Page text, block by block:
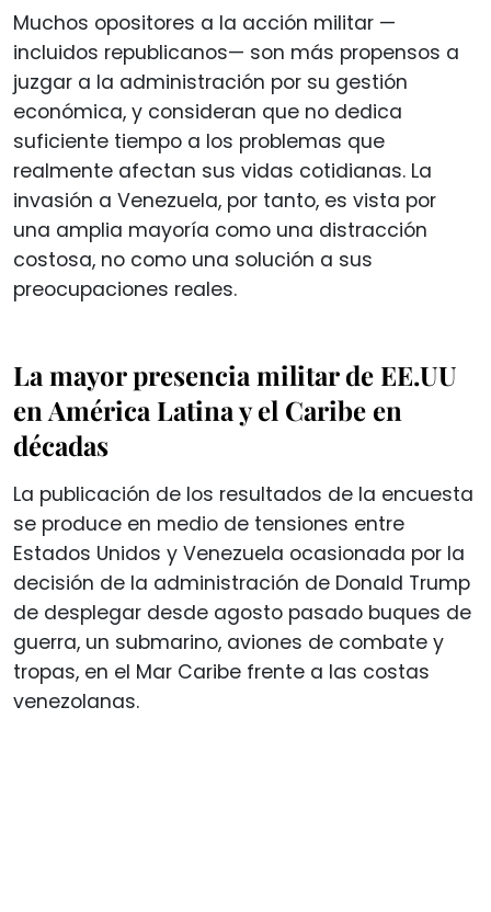
Muchos opositores a la acción militar —
incluidos republicanos— son más propensos a
juzgar a la administración por su gestión
económica, y consideran que no dedica
suficiente tiempo a los problemas que
realmente afectan sus vidas cotidianas. La
invasión a Venezuela, por tanto, es vista por
una amplia mayoría como una distracción
costosa, no como una solución a sus
preocupaciones reales.
La mayor presencia militar de EE.UU
en América Latina y el Caribe en
décadas
La publicación de los resultados de la encuesta
se produce en medio de tensiones entre
Estados Unidos y Venezuela ocasionada por la
decisión de la administración de Donald Trump
de desplegar desde agosto pasado buques de
guerra, un submarino, aviones de combate y
tropas, en el Mar Caribe frente a las costas
venezolanas.